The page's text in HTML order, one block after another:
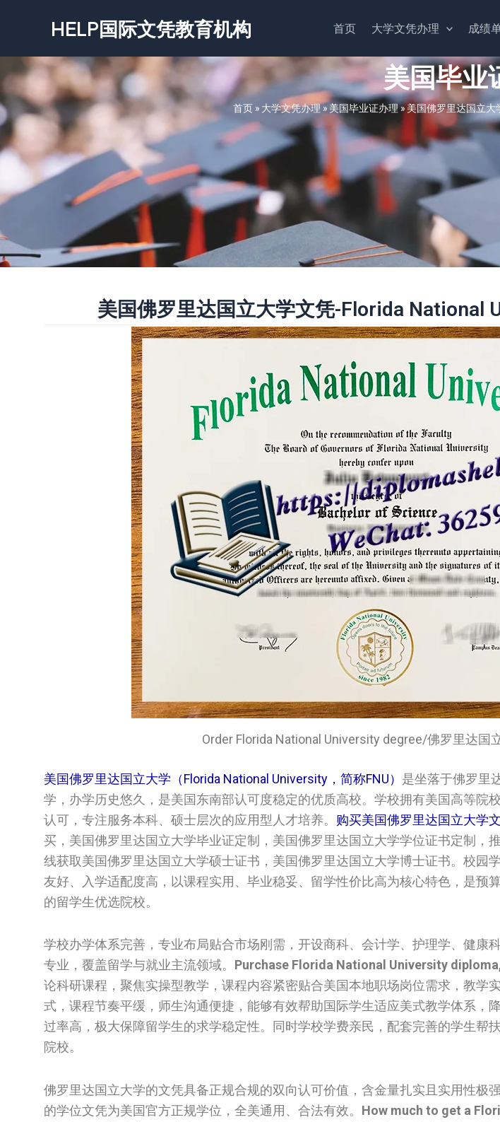
容
HELP国际文凭教育机构 首页 大学文凭办理 成绩
美国毕业
首页» 大学文凭办理» 美国毕业证办理»美国佛罗里达国立
美国佛罗里达国立大学文凭-Florida National
Order Florida National University degree/佛罗里达国
美国佛罗里达国立大学（Florida National University，简称FNU） 是坐落于佛罗里
学，办学历史悠久，是美国东南部认可度稳定的优质高校。学校拥有美国高等院
认可，专注服务本科、硕士层次的应用型人才培养。 购买美国佛罗里达国立大学
买，美国佛罗里达国立大学毕业证定制，美国佛罗里达国立大学学位证书定制，
线获取美国佛罗里达国立大学硕士证书，美国佛罗里达国立大学博士证书。校园
友好、入学适配度高，以课程实用、毕业稳妥、留学性价比高为核心特色，是预
的留学生优选院校。
学校办学体系完善，专业布局贴合市场刚需，开设商科、会计学、护理学、健康
专业，覆盖留学与就业主流领域。 Purchase Florida National University
论科研课程，聚焦实操型教学，课程内容紧密贴合美国本地职场岗位需求，教学
式，课程节奏平缓，师生沟通便捷，能够有效帮助国际学生适应美式教学体系，
过率高，极大保障留学生的求学稳定性。同时学校学费亲民，配套完善的学生帮
院校。
佛罗里达国立大学的文凭具备正规合规的双向认可价值，含金量扎实且实用性极
的学位文凭为美国官方正规学位，全美通用、合法有效。 How much to get a